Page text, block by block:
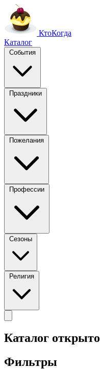
КтоКогда
Каталог
События
Праздники
Пожелания
Профессии
Сезоны
Религия
Каталог
Фильтры